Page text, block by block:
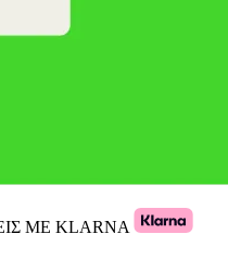
ΜΕ KLARNA